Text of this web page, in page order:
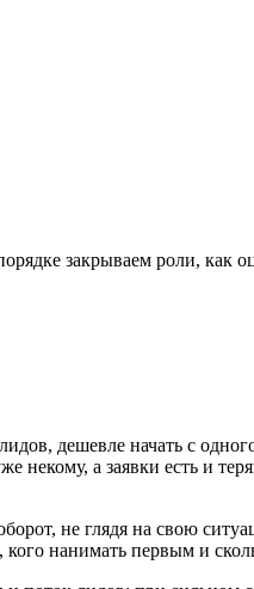
закрываем роли, как
дешевле начать с
некому, а заявки есть и
не глядя на свою
нанимать первым и